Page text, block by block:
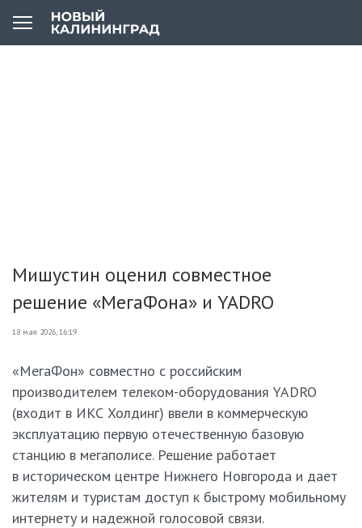
Мишустин оценил совместное
решение «МегаФона» и YADRO
18 мая 2026, 16:19
«МегаФон» совместно с российским
производителем телеком-оборудования YADRO
(входит в ИКС Холдинг) ввели в коммерческую
эксплуатацию первую отечественную базовую
станцию в мегаполисе. Решение работает
в историческом центре Нижнего Новгорода и дает
жителям и туристам доступ к быстрому мобильному
интернету и надежной голосовой связи.